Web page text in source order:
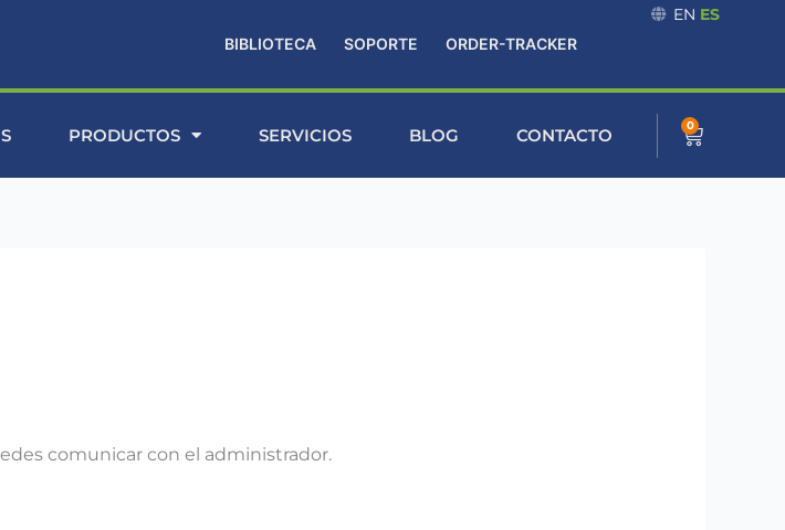
BIBLIOTECA SOPORTE ORDER-TRACKER
EN ES
PRODUCTOS SERVICIOS BLOG CONTACTO 0
Cart
comunicar con el administrador.